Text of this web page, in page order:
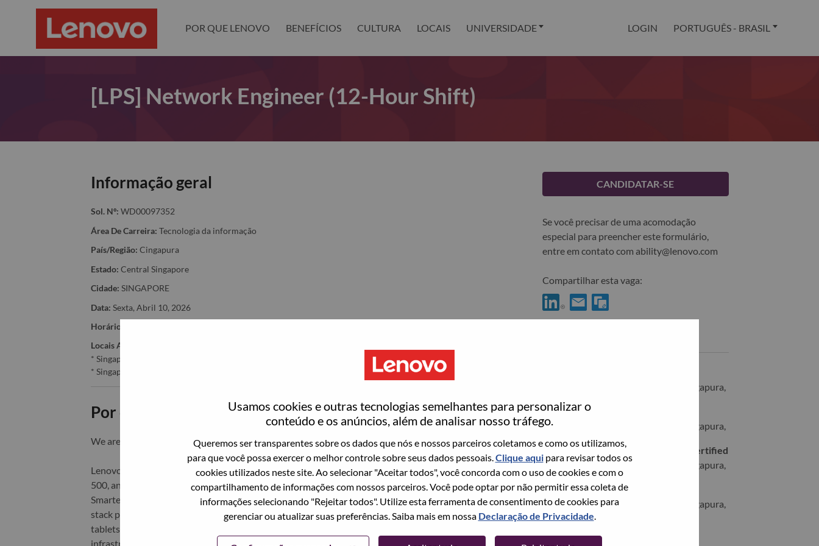
Usamos cookies e outras tecnologias semelhantes para personalizar o
conteúdo e os anúncios, além de analisar nosso tráfego.
Queremos ser transparentes sobre os dados que nós e nossos parceiros coletamos e como os utilizamos,
para que você possa exercer o melhor controle sobre seus dados pessoais. Clique aquipara revisar todos os
cookies utilizados neste site. Ao selecionar "Aceitar todos", você concorda com o uso de cookies e com o
compartilhamento de informações com nossos parceiros. Você pode optar por não permitir essa coleta de
informações selecionando "Rejeitar todos". Utilize esta ferramenta de consentimento de cookies para
gerenciar ou atualizar suas preferências. Saiba mais em nossa Declaração de Privacidade
POR QUE LENOVO BENEFÍCIOS CULTURA LOCAIS UNIVERSIDADE LOGIN PORTUGUÊS - BRASIL
[LPS] Network Engineer (12-Hour Shift)
Informação geral
Sol. Nº: WD00097352
Área De Carreira: Tecnologia da informação
País/Região: Cingapura
Estado: Central Singapore
Cidade: SINGAPORE
Data: Sexta, Abril 10, 2026
Horário De Trabalho:
Locais Adicionais
* Singapore - Central Singapore - Singapore
* Singapore - Central Singapore - SINGAPORE
Por que trabalhar na Lenovo
We are Lenovo. We do what we say. We own what we do. We WOW our customers.
Lenovo is a US$83 billion revenue global technology powerhouse, ranked #153 in the Fortune Global
500, and serving millions of customers every day in 180 markets. Focused on a bold vision to deliver
Smarter Technology for All, Lenovo has built on its success as the world’s largest PC company with a full-
stack portfolio of AI-enabled, AI-ready, and AI-optimized devices (PCs, workstations, smartphones,
tablets), infrastructure (server, storage, edge, high performance computing and software defined
infrastructure), software, solutions, and services. Lenovo’s continued investment in world-changing
CANDIDATAR-SE
Se você precisar de uma acomodação
especial para preencher este formulário,
entre em contato com ability@lenovo.com
Compartilhar esta vaga:
SINGAPORE, Central Singapore, Cingapura,
[LPS] IT Admin
SINGAPORE, Central Singapore, Cingapura,
[LPS] AWS Operations Lead - ITIL Certified
SINGAPORE, Central Singapore, Cingapura,
Sr Operation Mgmt Specialist
SINGAPORE, Central Singapore, Cingapura,
Veja todos